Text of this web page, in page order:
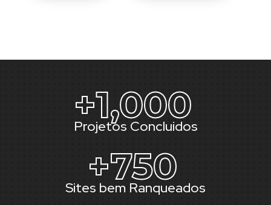
+1,000
Projetos Concluidos
+750
Sites bem Ranqueados